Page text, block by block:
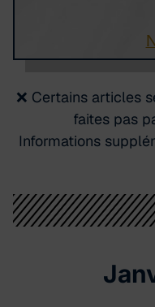
❌ Certains articles
faites pas
Informations